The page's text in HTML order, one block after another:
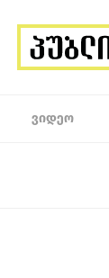
ᲕᲘᲓᲔᲝ